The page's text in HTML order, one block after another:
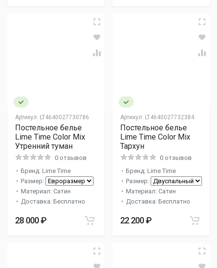
Артикул: LT4640027730786
Постельное белье
Lime Time Color Mix
Утренний туман
0 отзывов
Бренд: Lime Time
Размер:
Материал: Сатин
Доставка: Бесплатно
28 000 ₽
Артикул: LT4640027732384
Постельное белье
Lime Time Color Mix
Тархун
0 отзывов
Бренд: Lime Time
Размер:
Материал: Сатин
Доставка: Бесплатно
22 200 ₽